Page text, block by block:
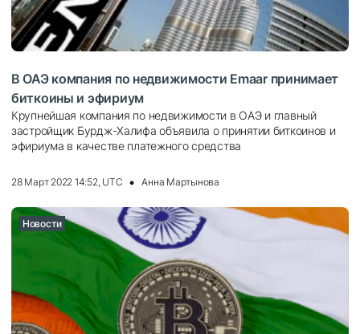
В ОАЭ компания по недвижимости Emaar принимает
биткоины и эфириум
Крупнейшая компания по недвижимости в ОАЭ и главный
застройщик Бурдж-Халифа объявила о принятии биткоинов и
эфириума в качестве платежного средства
28 Март 2022 14:52, UTC Анна Мартынова
Новости